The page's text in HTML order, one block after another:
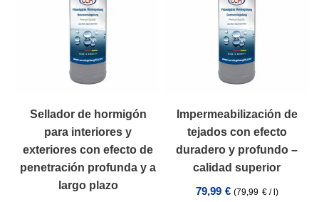
Sellador de hormigón
para interiores y
exteriores con efecto de
penetración profunda y a
largo plazo
Impermeabilización de
tejados con efecto
duradero y profundo –
calidad superior
79,99 € (79,99 €/ )